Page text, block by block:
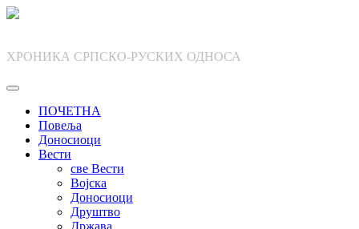
Skip
ХРОНИКА СРПСКО-РУСКИХ ОДНОСА
ПОЧЕТНА
Повеља
Доносиоци
Вести
све Вести
Војска
Доносиоци
Друштво
Држава